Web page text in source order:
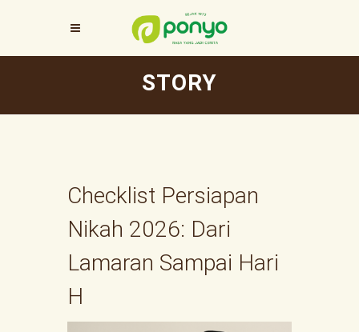
STORY
Checklist Persiapan
Nikah 2026: Dari
Lamaran Sampai Hari
H